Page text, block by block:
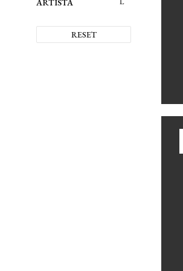
Mixta
AlgorítmoRESET